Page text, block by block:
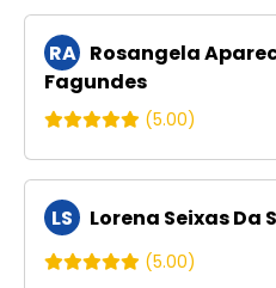
RA Rosangela
Fagundes
(5.00)
LS Lorena Seixas Da
(5.00)